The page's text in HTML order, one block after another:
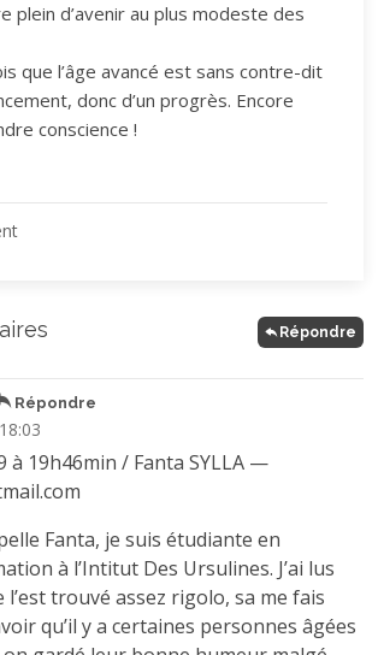
plein d’avenir au plus modeste des
que l’âge avancé est sans contre-dit
donc d’un progrès. Encore
conscience !
Répondre
Répondre
à 19h46min / Fanta SYLLA —
Fanta, je suis étudiante en
à l’Intitut Des Ursulines. J’ai lus
trouvé assez rigolo, sa me fais
qu’il y a certaines personnes âgées